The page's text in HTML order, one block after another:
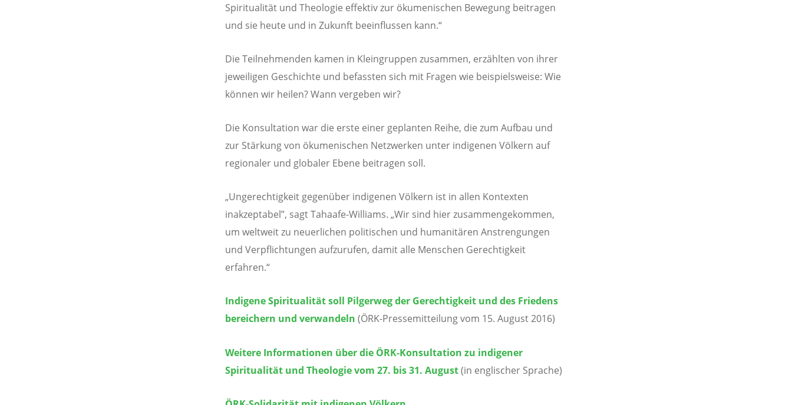
Spiritualität und Theologie effektiv zur ökumenischen Bewegung beitragen
und sie heute und in Zukunft beeinflussen kann.“
Die Teilnehmenden kamen in Kleingruppen zusammen, erzählten von ihrer
jeweiligen Geschichte und befassten sich mit Fragen wie beispielsweise: Wie
können wir heilen? Wann vergeben wir?
Die Konsultation war die erste einer geplanten Reihe, die zum Aufbau und
zur Stärkung von ökumenischen Netzwerken unter indigenen Völkern auf
regionaler und globaler Ebene beitragen soll.
„Ungerechtigkeit gegenüber indigenen Völkern ist in allen Kontexten
inakzeptabel”, sagt Tahaafe-Williams. „Wir sind hier zusammengekommen,
um weltweit zu neuerlichen politischen und humanitären Anstrengungen
und Verpflichtungen aufzurufen, damit alle Menschen Gerechtigkeit
erfahren.“
Indigene Spiritualität soll Pilgerweg der Gerechtigkeit und des Friedens
bereichern und verwandeln (ÖRK-Pressemitteilung vom 15. August 2016)
Weitere Informationen über die ÖRK-Konsultation zu indigener
Spiritualität und Theologie vom 27. bis 31. August(in englischer Sprache)